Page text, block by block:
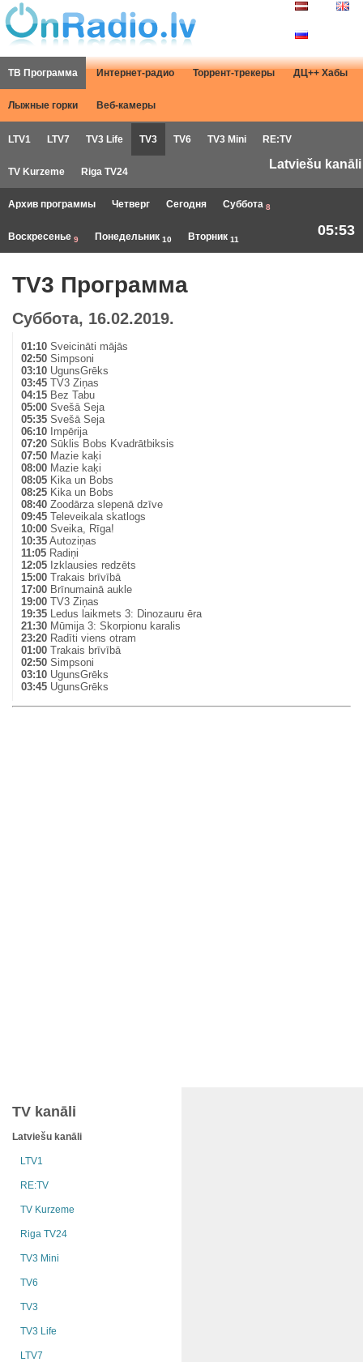
ТВ Программа Интернет-радио Торрент-трекеры ДЦ++ Хабы
Лыжные горки Веб-камеры
LTV1 LTV7 TV3 Life TV3 TV6 TV3 Mini RE:TV
TV Kurzeme Riga TV24
Latviešu kanāli
Архив программы Четверг Сегодня Суббота 8
Воскресенье 9 Понедельник 10 Вторник 11
05:53
TV3 Программа
Суббота, 16.02.2019.
01:10 Sveicināti mājās
02:50 Simpsoni
03:10 UgunsGrēks
03:45 TV3 Ziņas
04:15 Bez Tabu
05:00 Svešā Seja
05:35 Svešā Seja
06:10 Impērija
07:20 Sūklis Bobs Kvadrātbiksis
07:50 Mazie kaķi
08:00 Mazie kaķi
08:05 Kika un Bobs
08:25 Kika un Bobs
08:40 Zoodārza slepenā dzīve
09:45 Televeikala skatlogs
10:00 Sveika, Rīga!
10:35 Autoziņas
11:05 Radiņi
12:05 Izklausies redzēts
15:00 Trakais brīvībā
17:00 Brīnumainā aukle
19:00 TV3 Ziņas
19:35 Ledus laikmets 3: Dinozauru ēra
21:30 Mūmija 3: Skorpionu karalis
23:20 Radīti viens otram
01:00 Trakais brīvībā
02:50 Simpsoni
03:10 UgunsGrēks
03:45 UgunsGrēks
TV kanāli
Latviešu kanāli
LTV1
RE:TV
TV Kurzeme
Riga TV24
TV3 Mini
TV6
TV3
TV3 Life
LTV7